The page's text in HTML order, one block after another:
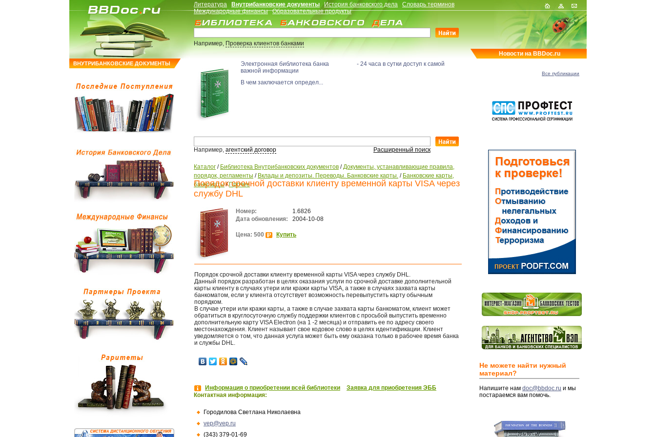
ВНУТРИБАНКОВСКИЕ ДОКУМЕНТЫ
Литература Внутрибанковские документы История банковского дела
Словарь терминов
Международные финансы
Образовательные продукты
Например,Проверка клиентов банками
Электронная библиотека банка - 24 часа в сутки доступ к самой
важной информации
В чем заключается определ...
Например, агентский договор Расширенный поиск
Каталог / Библиотека Внутрибанковских документов /Документы, устанавливающие правила,
порядок, регламенты / Вклады и депозиты. Переводы. Банковские карты. / Банковские карты,
банкоматы/Прочее
Порядок срочной доставки клиенту временной карты VISA через
службу DHL
Номер:
1.6826
Дата обновления:
2004-10-08
Цена: 500 Купить
Порядок срочной доставки клиенту временной карты VISA через службу DHL.
Данный порядок разработан в целях оказания услуги по срочной доставке дополнительной
карты клиенту в случаях утери или кражи карты VISA, а также в случаях захвата карты
банкоматом, если у клиента отсутствует возможность перевыпустить карту обычным
порядком.
В случае утери или кражи карты, а также в случае захвата карты банкоматом, клиент может
обратиться в круглосуточную службу поддержки клиентов с просьбой выпустить временно
дополнительную карту VISA Electron (на 1 -2 месяца) и отправить ее по адресу своего
местонахождения. Клиент называет свое кодовое слово в целях идентификации. Клиент
уведомляется о том, что данная услуга может быть ему оказана только в рабочее время банка
и службы DHL.
Информация о приобретении всей библиотеки
Заявка для приобретения ЭББ
Контактная информация:
Городилова Светлана Николаевна
vep@vep.ru
(343) 379-01-69
Новости на BBDoc.ru
Все публикации
Не можете найти нужный
материал?
Напишите нам doc@bbdoc.ru и мы
постараемся вам помочь.